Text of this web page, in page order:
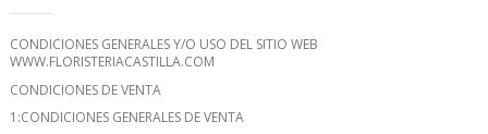
CONDICIONES GENERALES Y/O USO DEL SITIO WEB
WWW.FLORISTERIACASTILLA.COM
CONDICIONES DE VENTA
1:CONDICIONES GENERALES DE VENTA